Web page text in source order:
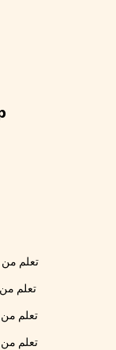
تعلم من
تعلم من
تعلم من
تعلم من